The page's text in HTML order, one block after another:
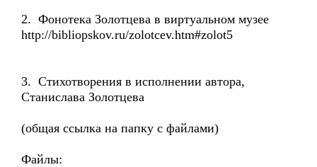
2. Фонотека Золотцева в виртуальном музее
http://bibliopskov.ru/zolotcev.htm#zolot5
3. Стихотворения в исполнении автора,
Станислава Золотцева
(общая ссылка на папку с файлами)
Файлы: